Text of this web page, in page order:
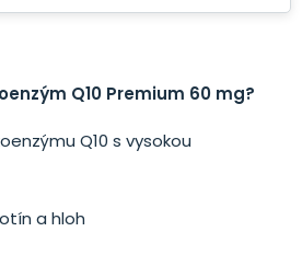
Q10 Premium 60 mg?
Q10 s vysokou
a hloh